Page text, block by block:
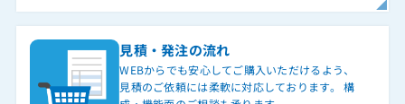
見積・発注の流れ
WEBからでも安心してご購入いただけるよう、
見積のご依頼には柔軟に対応しております。 構